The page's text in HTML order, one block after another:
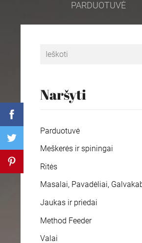
PARDUOTUVĖ
Naršyti
Parduotuvė
Meškerės ir spiningai
Ritės
Masalai, Pavadėliai,
Jaukas ir priedai
Method Feeder
Valai